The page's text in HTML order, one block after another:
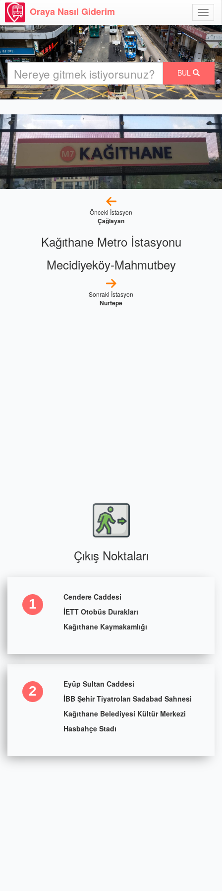
Aç
Oraya Nasıl Giderim
BUL
Önceki İstasyon
Çağlayan
Kağıthane Metro İstasyonu
Mecidiyeköy-Mahmutbey
Sonraki İstasyon
Nurtepe
Çıkış Noktaları
1
Cendere Caddesi
İETT Otobüs Durakları
Kağıthane Kaymakamlığı
2
Eyüp Sultan Caddesi
İBB Şehir Tiyatroları Sadabad Sahnesi
Kağıthane Belediyesi Kültür Merkezi
Hasbahçe Stadı